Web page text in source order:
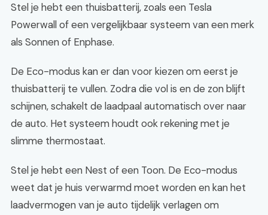
Stel je hebt een thuisbatterij, zoals een Tesla
Powerwall of een vergelijkbaar systeem van een merk
als Sonnen of Enphase.
De Eco-modus kan er dan voor kiezen om eerst je
thuisbatterij te vullen. Zodra die vol is en de zon blijft
schijnen, schakelt de laadpaal automatisch over naar
de auto. Het systeem houdt ook rekening met je
slimme thermostaat.
Stel je hebt een Nest of een Toon. De Eco-modus
weet dat je huis verwarmd moet worden en kan het
laadvermogen van je auto tijdelijk verlagen om